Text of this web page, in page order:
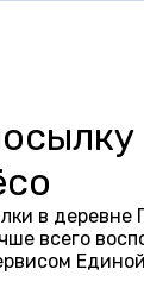
в деревне
всего